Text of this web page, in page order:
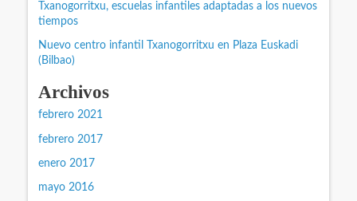
Txanogorritxu, escuelas infantiles adaptadas a los nuevos
tiempos
Nuevo centro infantil Txanogorritxu en Plaza Euskadi
(Bilbao)
Archivos
febrero 2021
febrero 2017
enero 2017
mayo 2016